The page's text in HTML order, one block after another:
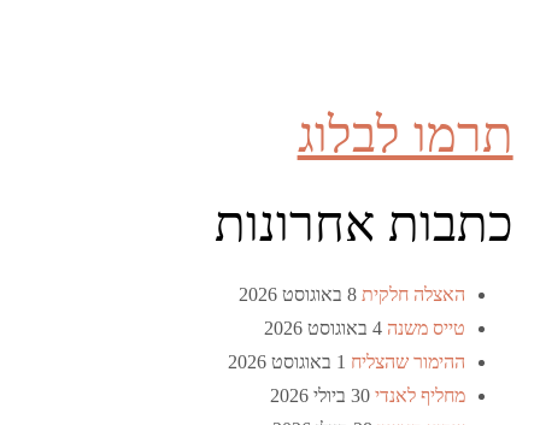
תרמו לבלוג
כתבות אחרונות
האצלה חלקית 8 באוגוסט 2026
טייס משנה 4 באוגוסט 2026
ההימור שהצליח 1 באוגוסט 2026
מחליף לאנדי 30 ביולי 2026